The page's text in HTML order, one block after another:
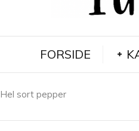
FORSIDE
Hel sort pepper